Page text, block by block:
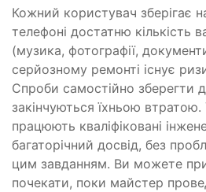
Кожний користувач зберігає
телефоні достатню кількість
(музика, фотографії,
серйозному ремонті існує
Спроби самостійно зберегти
закінчуються їхньою втратою.
працюють кваліфіковані
багаторічний досвід, без
цим завданням. Ви можете
почекати, поки майстер